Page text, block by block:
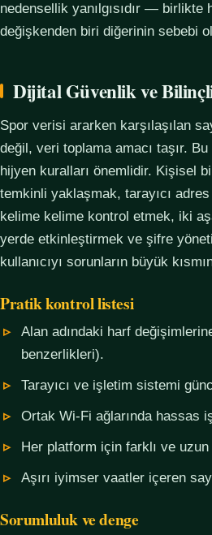
nedensellik yanılgısıdır — birlikte
değişkenden biri diğerinin sebebi
Dijital Güvenlik ve
Spor verisi ararken karşılaşılan
değil, veri toplama amacı taşır.
hijyen kuralları önemlidir. Kişisel
temkinli yaklaşmak, tarayıcı adres
kelime kelime kontrol etmek, iki
yerde etkinleştirmek ve şifre
kullanıcıyı sorunların büyük
Pratik kontrol listesi
Alan adındaki harf
benzerlikleri).
Tarayıcı ve işletim sistemi
Ortak Wi-Fi ağlarında hassas
Her platform için farklı ve uzun
Aşırı iyimser vaatler içeren
Sorumluluk ve denge